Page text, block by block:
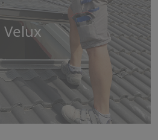
Velux